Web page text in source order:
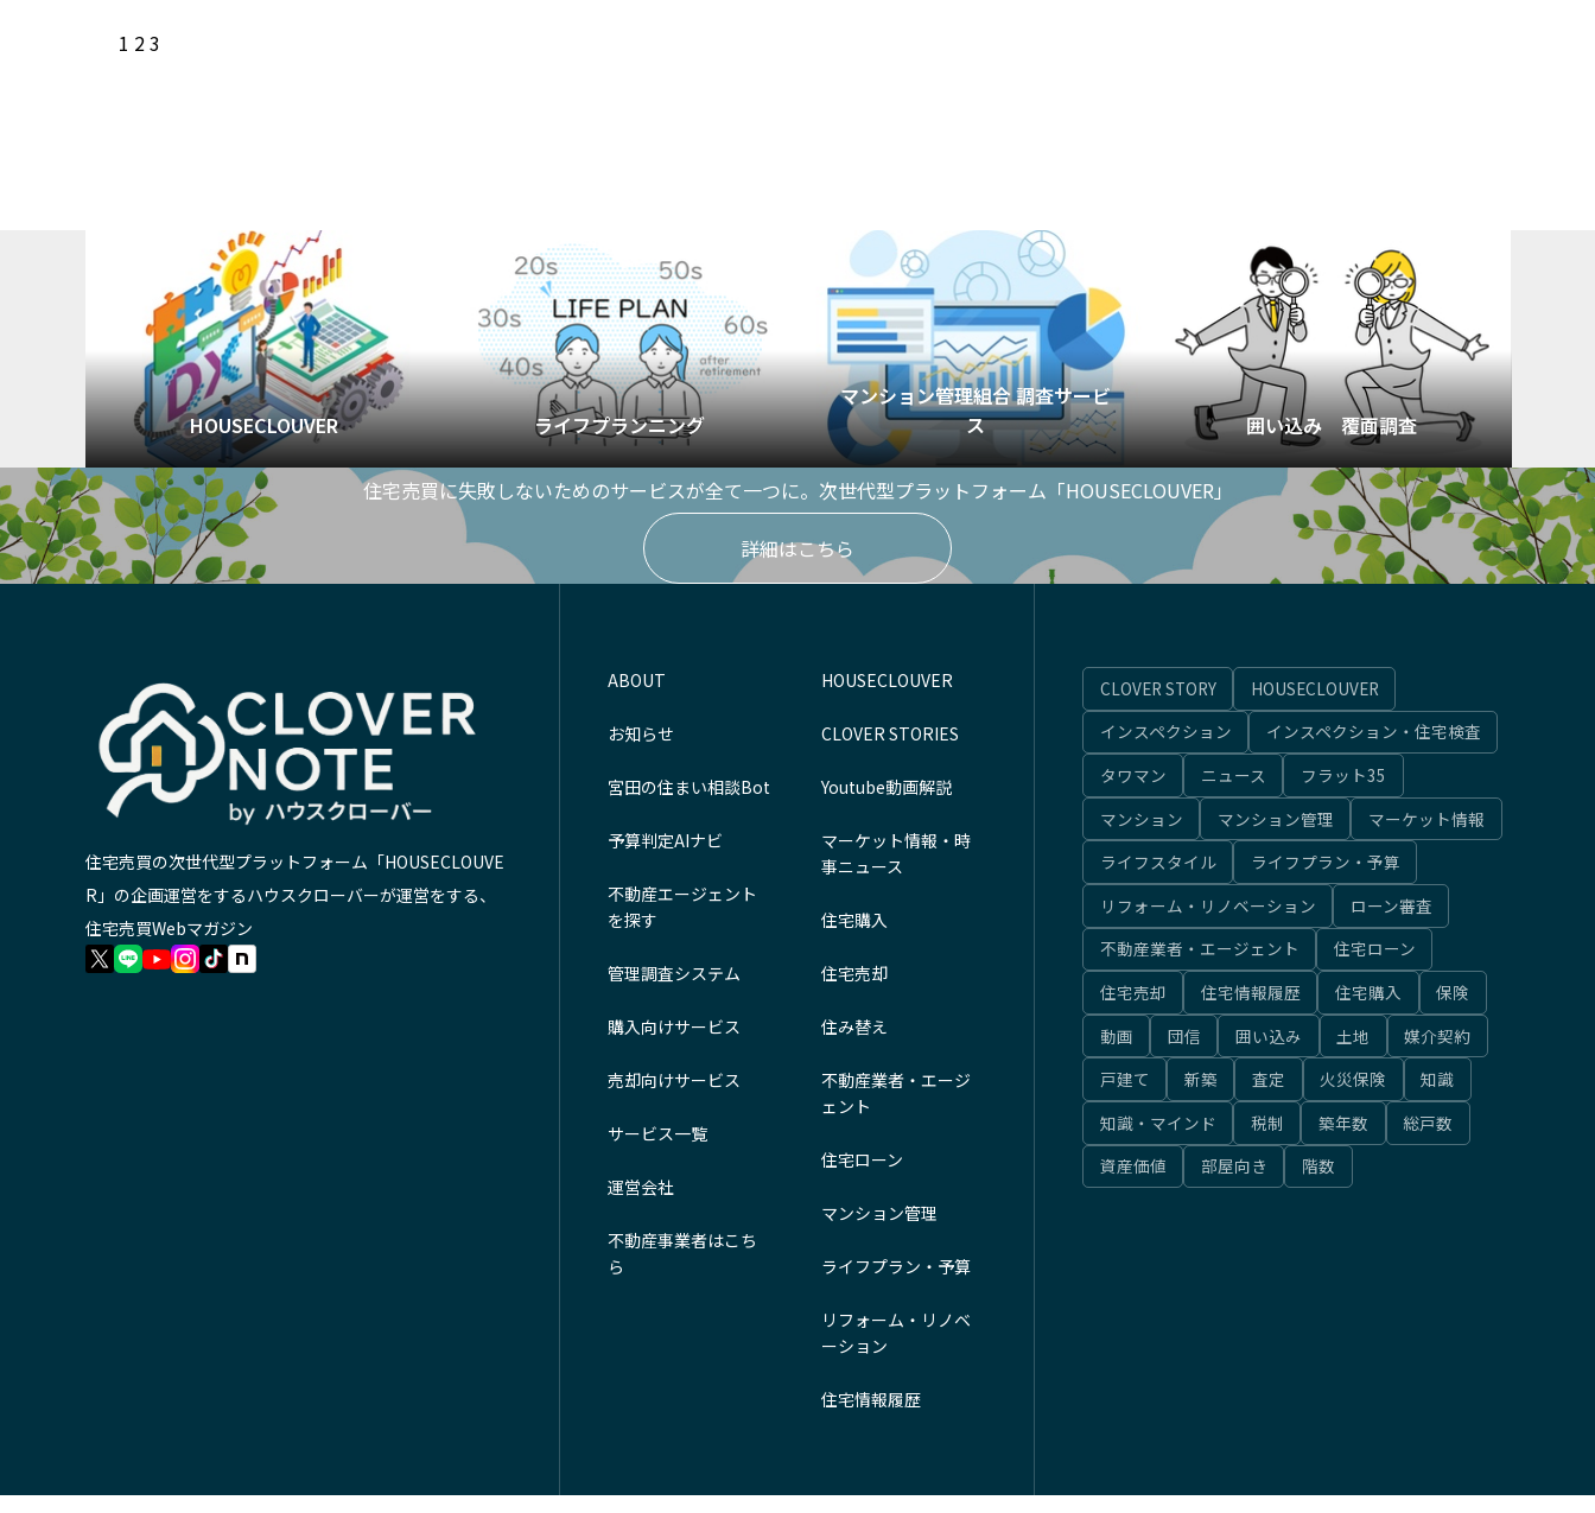
1 23
HOUSECLOUVER ライフプランニング
マンション管理組合 調査サービ
ス
囲い込み 覆面調査
住宅売買に失敗しないためのサービスが全て一つに。次世代型プラットフォーム「HOUSECLOUVER」
詳細はこちら
住宅売買の次世代型プラットフォーム「HOUSECLOUVE
R」の企画運営をするハウスクローバーが運営をする、
住宅売買Webマガジン
ABOUT
お知らせ
宮田の住まい相談Bot
予算判定AIナビ
不動産エージェント
を探す
管理調査システム
購入向けサービス
売却向けサービス
サービス一覧
運営会社
不動産事業者はこち
ら
HOUSECLOUVER
CLOVER STORIES
Youtube動画解説
マーケット情報・時
事ニュース
住宅購入
住宅売却
住み替え
不動産業者・エージ
ェント
住宅ローン
マンション管理
ライフプラン・予算
リフォーム・リノベ
ーション
住宅情報履歴
CLOVER STORY
HOUSECLOUVER
インスペクション
インスペクション・住宅検査
タワマン
ニュース
フラット35
マンション
マンション管理
マーケット情報
ライフスタイル
ライフプラン・予算
リフォーム・リノベーション
ローン審査
不動産業者・エージェント
住宅ローン
住宅売却
住宅情報履歴 住宅購入
保険
動画
団信 囲い込み 土地
媒介契約
戸建て
新築 査定 火災保険
知識
知識・マインド
税制 築年数
総戸数
資産価値
部屋向き 階数